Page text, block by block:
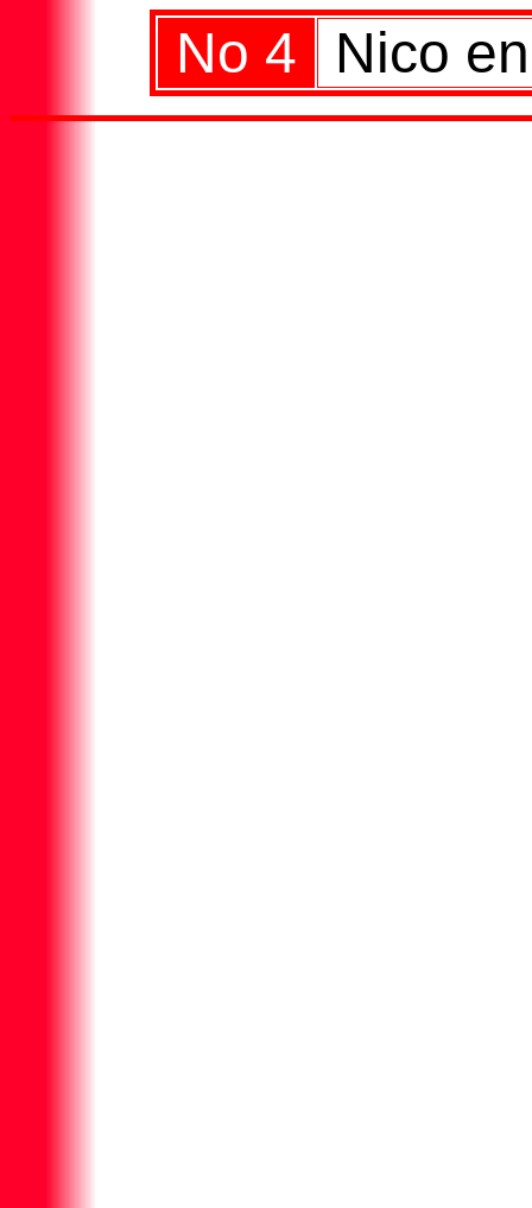
No 4 Nico